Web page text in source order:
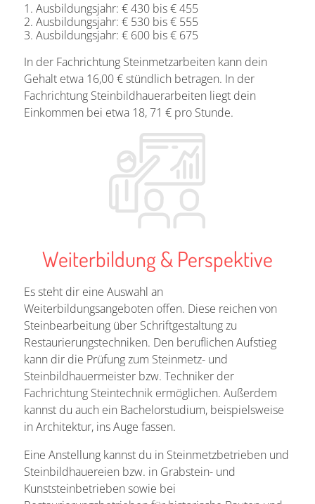
Ausbildungsjahr: € 430 bis € 455
Ausbildungsjahr: € 530 bis € 555
Ausbildungsjahr: € 600 bis € 675
In der Fachrichtung Steinmetzarbeiten kann dein
Gehalt etwa 16,00 € stündlich betragen. In der
Fachrichtung Steinbildhauerarbeiten liegt dein
Einkommen bei etwa 18, 71 € pro Stunde.
Weiterbildung & Perspektive
Es steht dir eine Auswahl an
Weiterbildungsangeboten offen. Diese reichen von
Steinbearbeitung über Schriftgestaltung zu
Restaurierungstechniken. Den beruflichen Aufstieg
kann dir die Prüfung zum Steinmetz- und
Steinbildhauermeister bzw. Techniker der
Fachrichtung Steintechnik ermöglichen. Außerdem
kannst du auch ein Bachelorstudium, beispielsweise
in Architektur, ins Auge fassen.
Eine Anstellung kannst du in Steinmetzbetrieben und
Steinbildhauereien bzw. in Grabstein- und
Kunststeinbetrieben sowie bei